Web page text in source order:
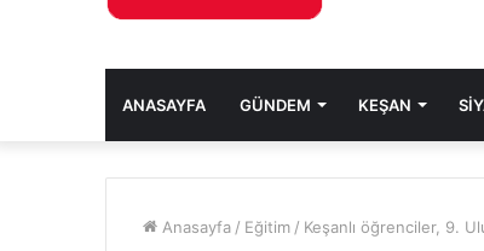
ANASAYFA GÜNDEM KEŞAN
Anasayfa / Eğitim / Keşanlı öğrenciler, 9.